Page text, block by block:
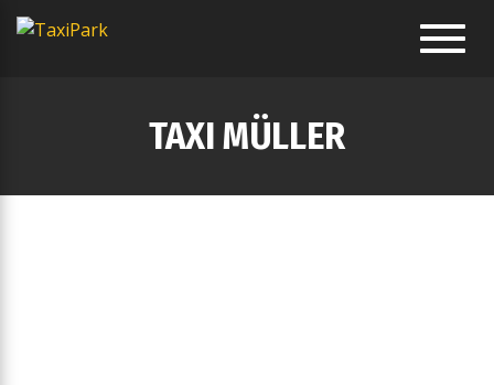
TAXI MÜLLER